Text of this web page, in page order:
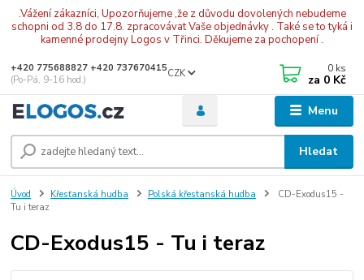
.Vážení zákazníci, Upozorňujeme ,že z důvodu dovolených nebudeme
schopni od 3.8 do 17.8. zpracovávat Vaše objednávky . Také se to tyká i
kamenné prodejny Logos v Třinci. Děkujeme za pochopení .
Menu
CZK
Hledat
+420 775688827 +420 737670415
(Po-Pá, 9-16 hod.)
0 ks
za 0 Kč
Úvod Křesťanská hudba Polská křestanská hudba
CD-Exodus15 -
Tu i teraz
CD-Exodus15 - Tu i teraz